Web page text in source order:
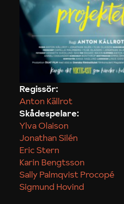
Regissör:
Anton Källrot
Skådespelare:
Ylva Olaison
Jonathan Silén
Eric Stern
Karin Bengtsson
Sally Palmqvist Procopé
Sigmund Hovind